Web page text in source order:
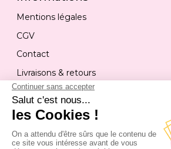
Mentions légales
CGV
Contact
Livraisons & retours
Contact
04 50 17 58 44
christine.malcoeffe@gmail.com